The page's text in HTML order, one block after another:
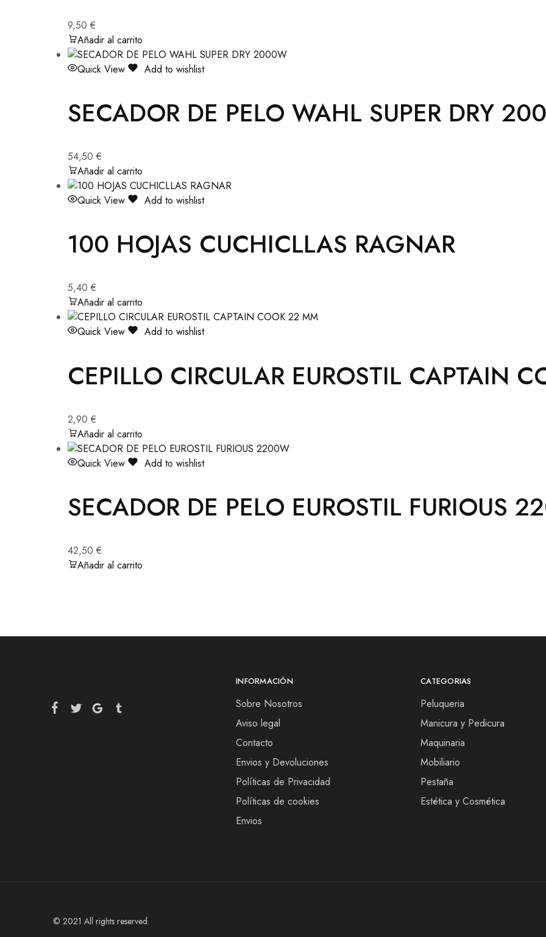
9,50 €
Añadir al carrito
Quick View Add to wishlist
SECADOR DE PELO WAHL SUPER DRY
54,50 €
Añadir al carrito
Quick View Add to wishlist
100 HOJAS CUCHICLLAS RAGNAR
5,40 €
Añadir al carrito
Quick View Add to wishlist
CEPILLO CIRCULAR EUROSTIL CAPTAIN
2,90 €
Añadir al carrito
Quick View Add to wishlist
SECADOR DE PELO EUROSTIL FURIOUS
42,50 €
Añadir al carrito
INFORMACIÓN
Sobre Nosotros
Aviso legal
Contacto
Envios y Devoluciones
Políticas de Privacidad
Políticas de cookies
Envios
CATEGORIAS
Peluqueria
Manicura y Pedicura
Maquinaria
Mobiliario
Pestaña
Estética y Cosmética
© 2021 All rights reserved.